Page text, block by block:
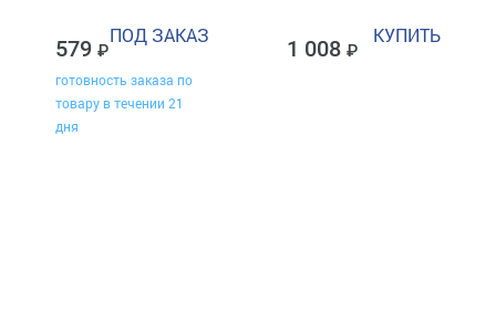
579
ПОД ЗАКАЗ
готовность заказа по
товару в течении 21
дня
1 008
КУПИТЬ